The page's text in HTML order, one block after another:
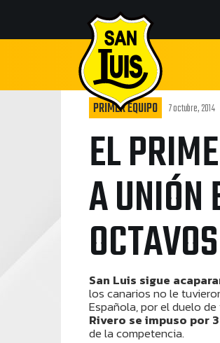
PRIMER EQUIPO 7 octubre, 2014
EL
A UNIÓN
San Luis sigue
los canarios no le
Española, por el duelo
Rivero se impuso por
de la competencia.